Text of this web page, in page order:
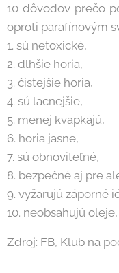
10 dôvodov prečo
oproti parafínovým
1. sú netoxické,
2. dlhšie horia,
3. čistejšie horia,
4. sú lacnejšie,
5. menej kvapkajú,
6. horia jasne,
7. sú obnoviteľné,
8. bezpečné aj pre
9. vyžarujú záporné
10. neobsahujú
Zdroj: FB, Klub na